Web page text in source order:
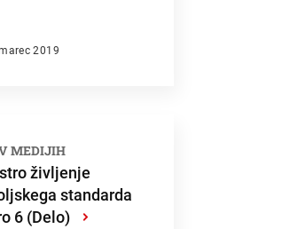
2019
MEDIJIH
življenje
standarda
6 (Delo)
›